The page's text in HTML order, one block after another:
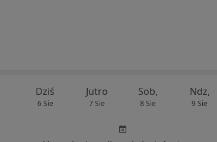
Dziś
6 Sie
Jutro
7 Sie
Sob,
8 Sie
Ndz,
9 Sie